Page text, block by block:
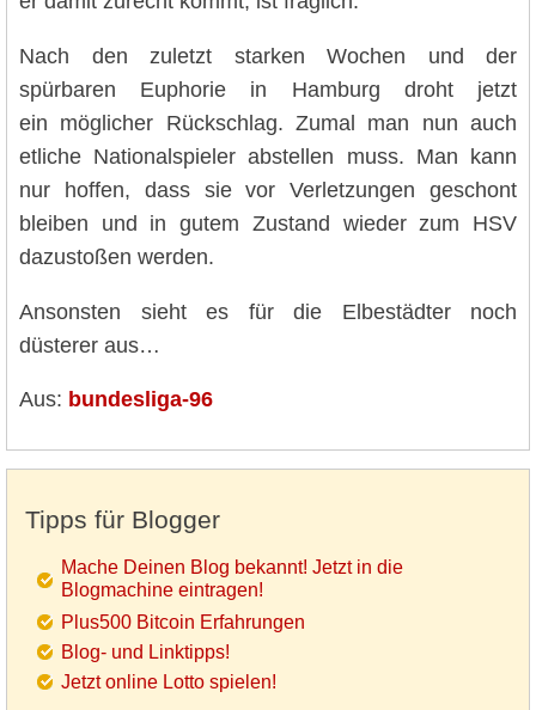
Nach den zuletzt starken Wochen und der
spürbaren Euphorie in Hamburg droht jetzt
ein möglicher Rückschlag. Zumal man nun auch
etliche Nationalspieler abstellen muss. Man kann
nur hoffen, dass sie vor Verletzungen geschont
bleiben und in gutem Zustand wieder zum HSV
dazustoßen werden.
Ansonsten sieht es für die Elbestädter noch
düsterer aus…
Aus: bundesliga-96
Tipps für Blogger
Mache Deinen Blog bekannt! Jetzt in die
Blogmachine eintragen!
Plus500 Bitcoin Erfahrungen
Blog- und Linktipps!
Jetzt online Lotto spielen!